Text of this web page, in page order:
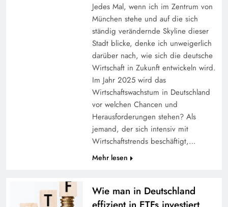
Jedes Mal, wenn ich im Zentrum von
München stehe und auf die sich
ständig verändernde Skyline dieser
Stadt blicke, denke ich unweigerlich
darüber nach, wie sich die deutsche
Wirtschaft in Zukunft entwickeln wird.
Im Jahr 2025 wird das
Wirtschaftswachstum in Deutschland
vor welchen Chancen und
Herausforderungen stehen? Als
jemand, der sich intensiv mit
Wirtschaftstrends beschäftigt,…
Mehr lesen
Wie man in Deutschland